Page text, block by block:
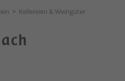
> Kellereien & Weingüter